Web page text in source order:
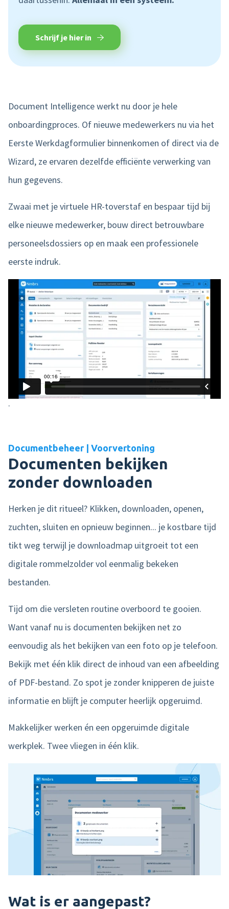
Schrijf je hier in
Document Intelligence werkt nu door je hele
onboardingproces. Of nieuwe medewerkers nu via het
Eerste Werkdagformulier binnenkomen of direct via de
Wizard, ze ervaren dezelfde efficiënte verwerking van
hun gegevens.
Zwaai met je virtuele HR-toverstaf en bespaar tijd bij
elke nieuwe medewerker, bouw direct betrouwbare
personeelsdossiers op en maak een professionele
eerste indruk.
.
Documentbeheer | Voorvertoning
Documenten bekijken
zonder downloaden
Herken je dit ritueel? Klikken, downloaden, openen,
zuchten, sluiten en opnieuw beginnen... je kostbare tijd
tikt weg terwijl je downloadmap uitgroeit tot een
digitale rommelzolder vol eenmalig bekeken
bestanden.
Tijd om die versleten routine overboord te gooien.
Want vanaf nu is documenten bekijken net zo
eenvoudig als het bekijken van een foto op je telefoon.
Bekijk met één klik direct de inhoud van een afbeelding
of PDF-bestand. Zo spot je zonder knipperen de juiste
informatie en blijft je computer heerlijk opgeruimd.
Makkelijker werken én een opgeruimde digitale
werkplek. Twee vliegen in één klik.
Wat is er aangepast?